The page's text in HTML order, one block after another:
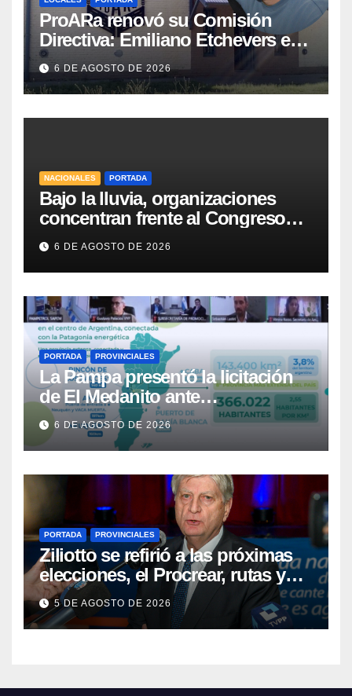
ProARa renovó su Comisión
Directiva: Emiliano Etchevers es
el nuevo Presidente de la entidad
6 DE AGOSTO DE 2026
NACIONALES PORTADA
Bajo la lluvia, organizaciones
concentran frente al Congreso
contra de la Ley de Propiedad
Privada
6 DE AGOSTO DE 2026
PORTADA PROVINCIALES
La Pampa presentó la licitación
de El Medanito ante
representaciones diplomáticas
6 DE AGOSTO DE 2026
PORTADA PROVINCIALES
Ziliotto se refirió a las próximas
elecciones, el Procrear, rutas y
Vaca Muerta
5 DE AGOSTO DE 2026